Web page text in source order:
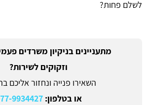
לשלם פחות?
מתעניינים בניקיון משרדים
וזקוקים לשירות?
השאירו פנייה ונחזור אליכם
או בטלפון:9934427